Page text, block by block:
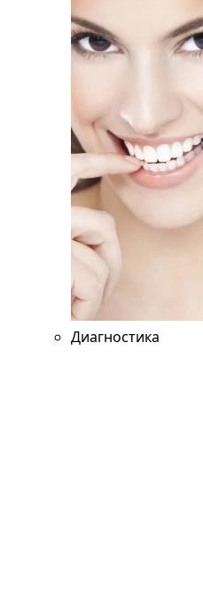
Диагностика